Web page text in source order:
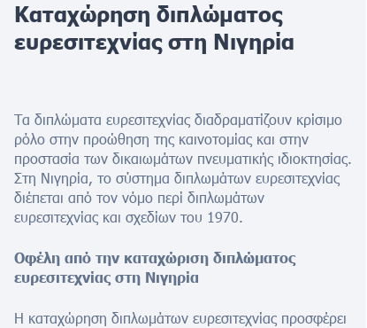
Καταχώρηση διπλώματος
ευρεσιτεχνίας στη Νιγηρία
Τα διπλώματα ευρεσιτεχνίας διαδραματίζουν κρίσιμο
ρόλο στην προώθηση της καινοτομίας και στην
προστασία των δικαιωμάτων πνευματικής ιδιοκτησίας.
Στη Νιγηρία, το σύστημα διπλωμάτων ευρεσιτεχνίας
διέπεται από τον νόμο περί διπλωμάτων
ευρεσιτεχνίας και σχεδίων του 1970.
Οφέλη από την καταχώριση διπλώματος
ευρεσιτεχνίας στη Νιγηρία
Η καταχώρηση διπλωμάτων ευρεσιτεχνίας προσφέρει